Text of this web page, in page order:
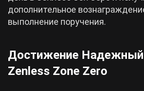
дополнительное
выполнение поручения.
Достижение Надежный
Zenless Zone Zero